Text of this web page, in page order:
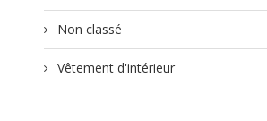
Non classé
Vêtement d'intérieur